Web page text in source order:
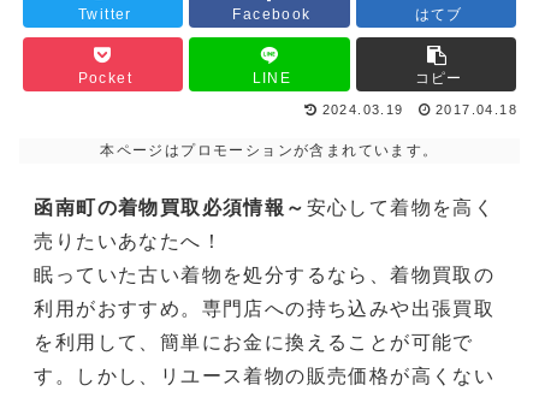
Twitter Facebook はてブ
Pocket LINE コピー
2024.03.19 2017.04.18
本ページはプロモーションが含まれています。
函南町の着物買取必須情報～ 安心して着物を高く
売りたいあなたへ！
眠っていた古い着物を処分するなら、着物買取の
利用がおすすめ。専門店への持ち込みや出張買取
を利用して、簡単にお金に換えることが可能で
す。しかし、リユース着物の販売価格が高くない